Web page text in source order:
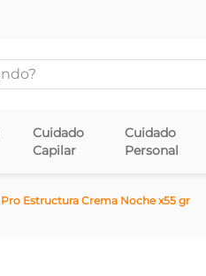
Cuidado
Capilar
Cuidado
Personal
Pro Estructura Crema Noche x55 gr